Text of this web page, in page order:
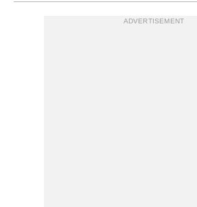
ADVERTISEMENT